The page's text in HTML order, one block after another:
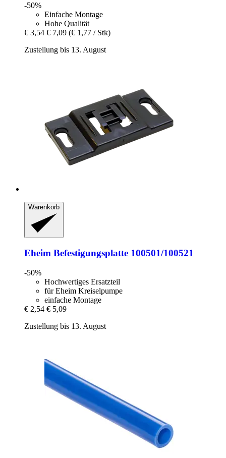
-50%
Einfache Montage
Hohe Qualität
€ 3,54 € 7,09 (€ 1,77 / Stk)
Zustellung bis 13. August
Warenkorb
Eheim Befestigungsplatte 100501/100521
-50%
Hochwertiges Ersatzteil
für Eheim Kreiselpumpe
einfache Montage
€ 2,54 € 5,09
Zustellung bis 13. August